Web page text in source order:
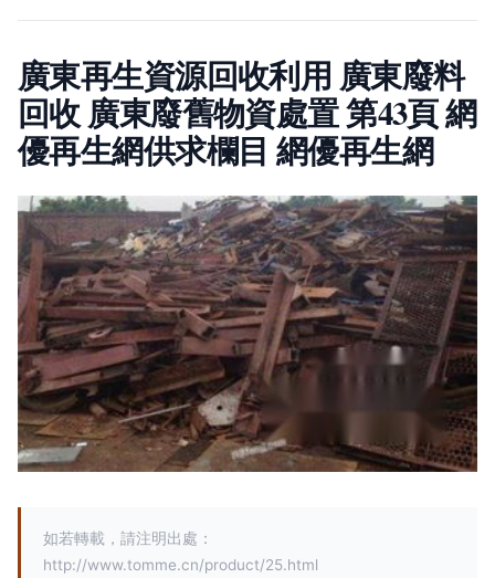
廣東再生資源回收利用 廣東廢料
回收 廣東廢舊物資處置 第43頁 網
優再生網供求欄目 網優再生網
如若轉載，請注明出處：
http://www.tomme.cn/product/25.html